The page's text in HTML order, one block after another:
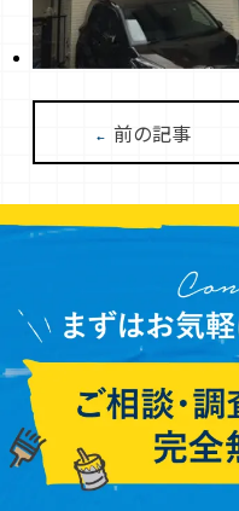
← 前の記事